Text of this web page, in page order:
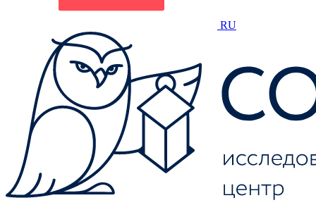
RU